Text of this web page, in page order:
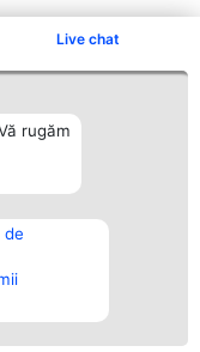
Live chat
rugăm
deContact